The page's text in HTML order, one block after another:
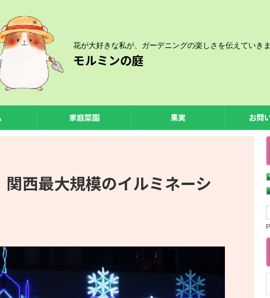
花が大好きな私が、ガーデニングの楽しさを伝えていきま
モルミンの庭
家庭菜園 果実 お問
西最大規模のイルミネーシ